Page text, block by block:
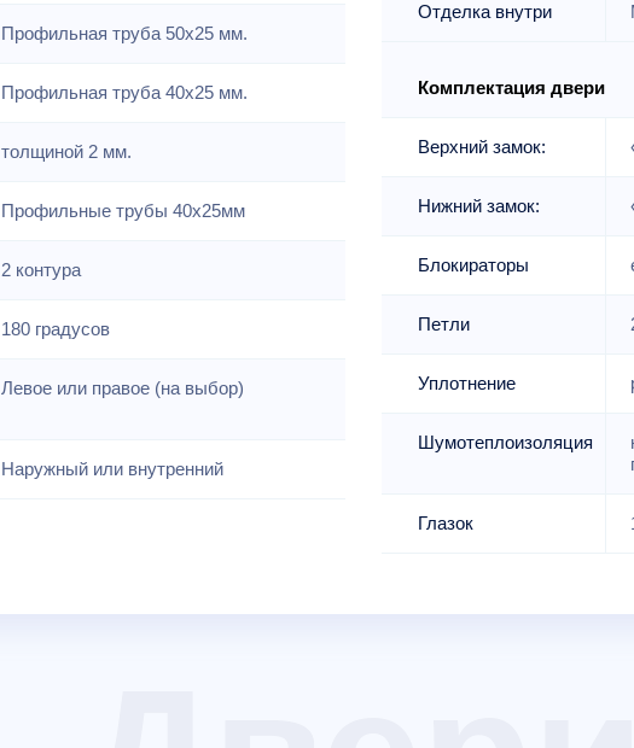
Профильная труба 50х25 мм.
Профильная труба 40х25 мм.
толщиной 2 мм.
Профильные трубы 40х25мм
2 контура
180 градусов
Левое или правое (на выбор)
Наружный или внутренний
Отделка внутри
Комплектация двери
Верхний замок:
Нижний замок:
Блокираторы
Петли
Уплотнение
Шумотеплоизоляция
Глазок